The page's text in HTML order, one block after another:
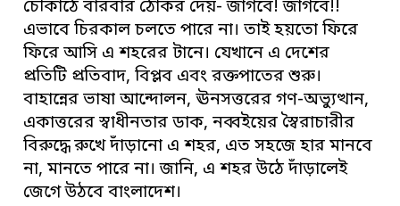
চৌকাঠে বারবার ঠোকর দেয়- জাগবে! জাগবে!!
এভাবে চিরকাল চলতে পারে না। তাই হয়তো ফিরে
ফিরে আসি এ শহরের টানে। যেখানে এ দেশের
প্রতিটি প্রতিবাদ, বিপ্লব এবং রক্তপাতের শুরু।
বাহান্নের ভাষা আন্দোলন, ঊনসত্তরের গণ-অভ্যুত্থান,
একাত্তরের স্বাধীনতার ডাক, নব্বইয়ের স্বৈরাচারীর
বিরুদ্ধে রুখে দাঁড়ানো এ শহর, এত সহজে হার মানবে
না, মানতে পারে না। জানি, এ শহর উঠে দাঁড়ালেই
জেগে উঠবে বাংলাদেশ।